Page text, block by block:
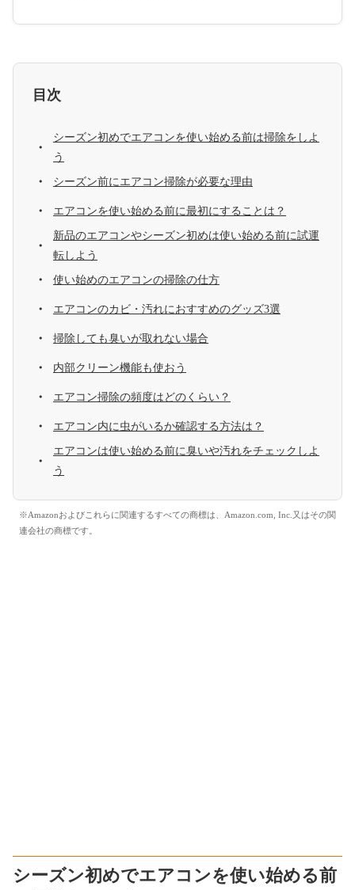
目次
シーズン初めでエアコンを使い始める前は掃除をしよ
う
シーズン前にエアコン掃除が必要な理由
エアコンを使い始める前に最初にすることは？
新品のエアコンやシーズン初めは使い始める前に試運
転しよう
使い始めのエアコンの掃除の仕方
エアコンのカビ・汚れにおすすめのグッズ3選
掃除しても臭いが取れない場合
内部クリーン機能も使おう
エアコン掃除の頻度はどのくらい？
エアコン内に虫がいるか確認する方法は？
エアコンは使い始める前に臭いや汚れをチェックしよ
う
※Amazonおよびこれらに関連するすべての商標は、Amazon.com, Inc.又はその関
連会社の商標です。
シーズン初めでエアコンを使い始める前